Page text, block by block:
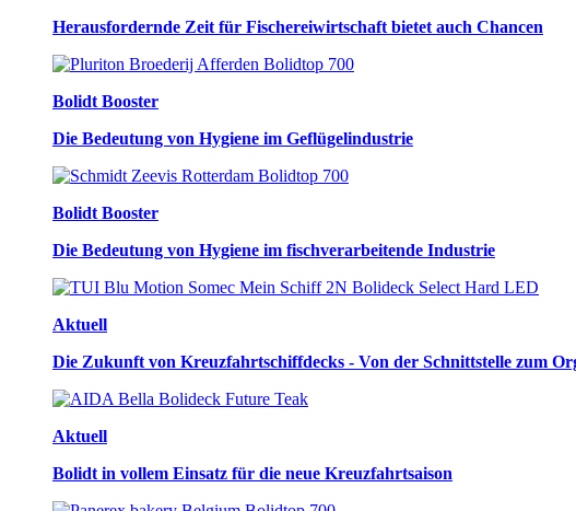
Herausfordernde Zeit für Fischereiwirtschaft bietet auch Chancen
Bolidt Booster
Die Bedeutung von Hygiene im Geflügelindustrie
Bolidt Booster
Die Bedeutung von Hygiene im fischverarbeitende Industrie
Aktuell
Die Zukunft von Kreuzfahrtschiffdecks - Von der Schnittstelle zum
Aktuell
Bolidt in vollem Einsatz für die neue Kreuzfahrtsaison